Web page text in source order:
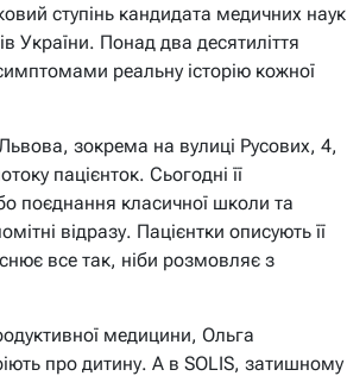
ступінь кандидата медичних наук
України. Понад два десятиліття
реальну історію кожної
зокрема на вулиці Русових, 4,
пацієнток. Сьогодні її
поєднання класичної школи та
відразу. Пацієнтки описують її
все так, ніби розмовляє з
медицини, Ольга
про дитину. А в SOLIS, затишному